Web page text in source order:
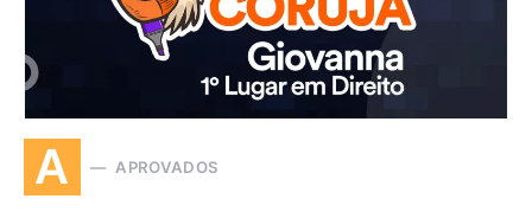
A APROVADOS